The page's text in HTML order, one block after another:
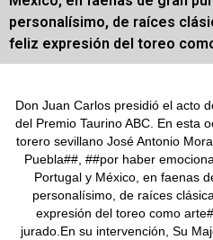
personalísimo, de raíces
feliz expresión del toreo
Don Juan Carlos presidió el acto
del Premio Taurino ABC. En esta
torero sevillano José Antonio
Puebla##, ##por haber
Portugal y México, en faenas
personalísimo, de raíces
expresión del toreo como
jurado.En su intervención, Su